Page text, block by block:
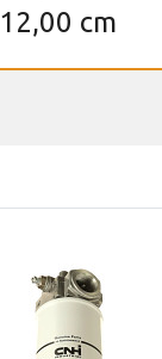
12,00 cm